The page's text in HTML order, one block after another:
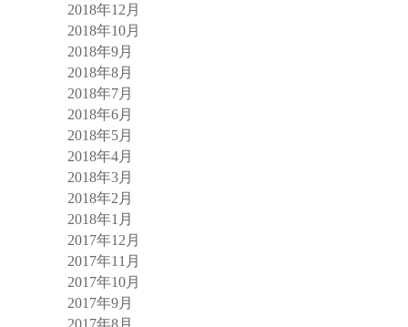
2018年12月
2018年10月
2018年9月
2018年8月
2018年7月
2018年6月
2018年5月
2018年4月
2018年3月
2018年2月
2018年1月
2017年12月
2017年11月
2017年10月
2017年9月
2017年8月